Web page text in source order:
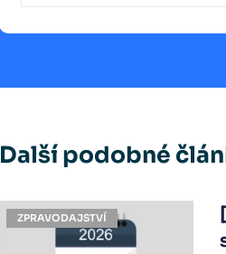
Další podobné
ZPRAVODAJSTVÍ